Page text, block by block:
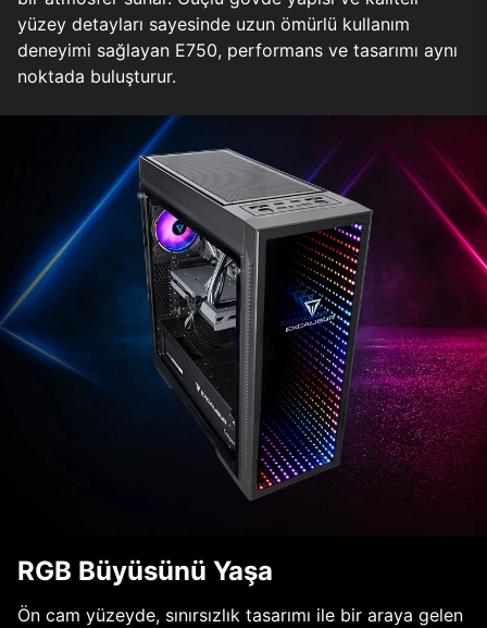
yüzey detayları sayesinde uzun ömürlü kullanım
deneyimi sağlayan E750, performans ve tasarımı aynı
noktada buluşturur.
RGB Büyüsünü Yaşa
Ön cam yüzeyde, sınırsızlık tasarımı ile bir araya gelen